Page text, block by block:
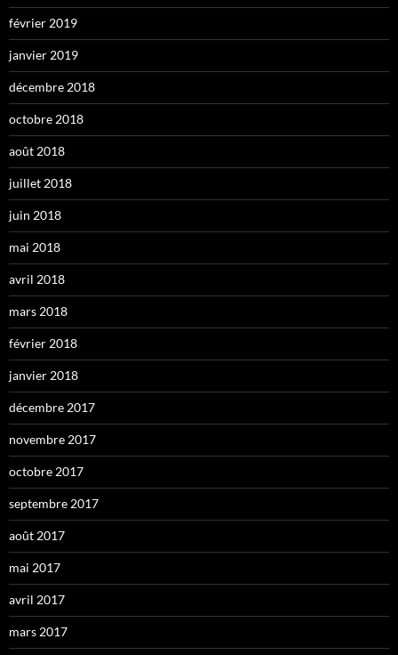
février 2019
janvier 2019
décembre 2018
octobre 2018
août 2018
juillet 2018
juin 2018
mai 2018
avril 2018
mars 2018
février 2018
janvier 2018
décembre 2017
novembre 2017
octobre 2017
septembre 2017
août 2017
mai 2017
avril 2017
mars 2017